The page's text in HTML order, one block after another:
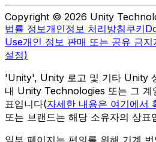
Copyright © 2026 Unity
법률 정보개인정보 처리방침쿠키
Use개인 정보 판매 또는 공유 금지
설정)
'Unity', Unity 로고 및 기타 Unity
내 Unity Technologies 또는 그 계
표입니다(자세한 내용은 여기에서
또는 브랜드는 해당 소유자의 상표